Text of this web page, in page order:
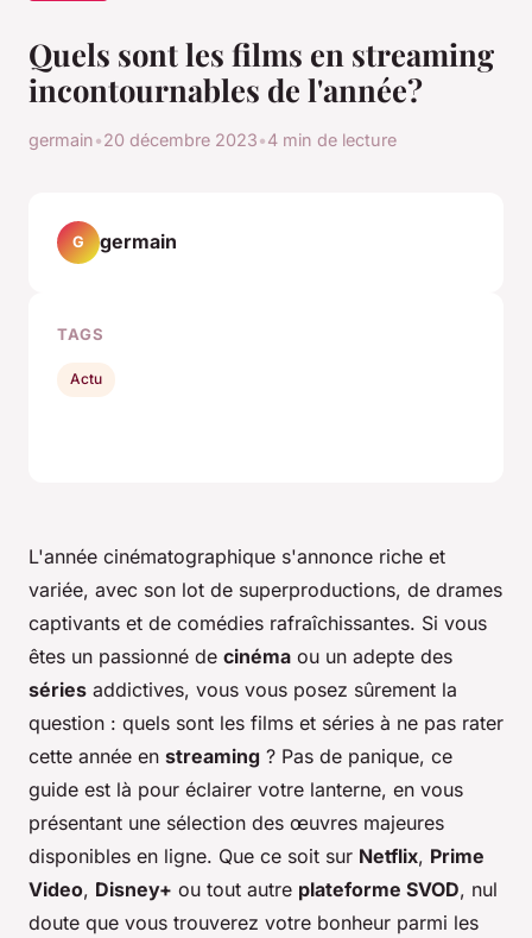
Quels sont les films en streaming
incontournables de l'année?
germain•20 décembre 2023•4 min de lecture
L'année cinématographique s'annonce riche et
variée, avec son lot de superproductions, de drames
captivants et de comédies rafraîchissantes. Si vous
êtes un passionné de cinéma ou un adepte des
séries addictives, vous vous posez sûrement la
question : quels sont les films et séries à ne pas rater
cette année en streaming ? Pas de panique, ce
guide est là pour éclairer votre lanterne, en vous
présentant une sélection des œuvres majeures
disponibles en ligne. Que ce soit sur Netflix, Prime
Video, Disney+ ou tout autre plateforme SVOD, nul
doute que vous trouverez votre bonheur parmi les
G germain
TAGS
Actu